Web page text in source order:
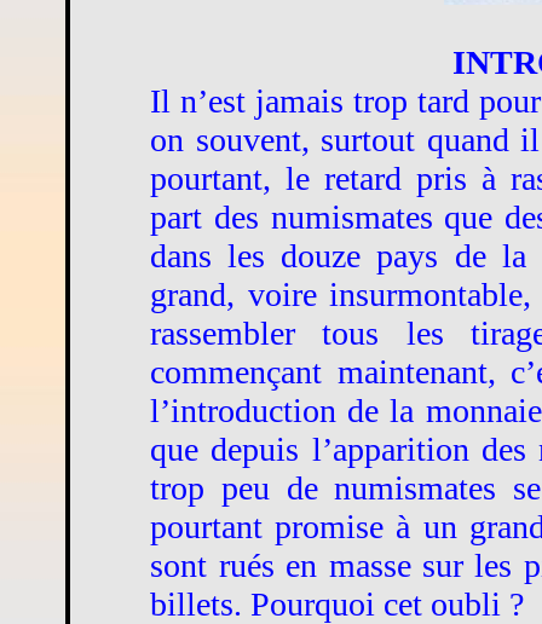
Il n’est jamais trop tard
on souvent, surtout quand
pourtant, le retard pris à
part des numismates que
dans les douze pays de la
grand, voire
rassembler tous les
commençant maintenant,
l’introduction de la
que depuis l’apparition
trop peu de numismates
pourtant promise à un
sont rués en masse sur les
billets. Pourquoi cet oubli ?